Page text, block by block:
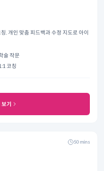
. 개인 맞춤 피드백과 수정 지도로 아이
술 작문
코칭
보기
50 mins